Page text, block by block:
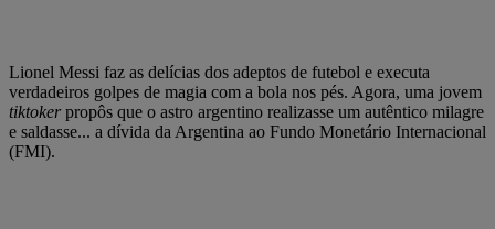
Lionel Messi faz as delícias dos adeptos de futebol e executa
verdadeiros golpes de magia com a bola nos pés. Agora, uma jovem
tiktokerpropôs que o astro argentino realizasse um autêntico milagre
e saldasse... a dívida da Argentina ao Fundo Monetário Internacional
(FMI).